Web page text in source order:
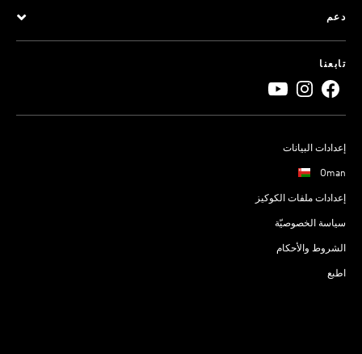
دعم
تابعنا
إعدادات البيانات
Oman
إعدادات ملفات الكوكيز
سياسة الخصوصيّة
الشروط والأحكام
اطبع